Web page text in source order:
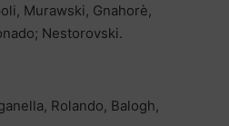
Murawski, Gnahorè,
Nestorovski.
Rolando, Balogh,